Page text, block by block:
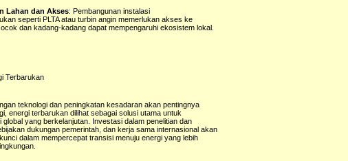
Lahan dan Akses: Pembangunan instalasi
seperti PLTA atau turbin angin memerlukan akses ke
dan kadang-kadang dapat mempengaruhi ekosistem lokal.
Terbarukan
teknologi dan peningkatan kesadaran akan pentingnya
energi terbarukan dilihat sebagai solusi utama untuk
global yang berkelanjutan. Investasi dalam penelitian dan
dukungan pemerintah, dan kerja sama internasional akan
dalam mempercepat transisi menuju energi yang lebih